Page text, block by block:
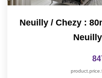
Neuilly / Chezy :